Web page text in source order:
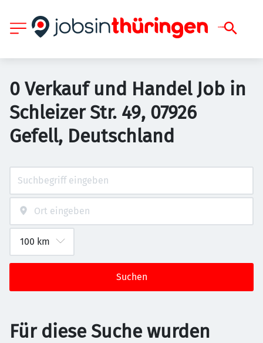
0 Verkauf und Handel Job in
Schleizer Str. 49, 07926
Gefell, Deutschland
Suchen
Für diese Suche wurden